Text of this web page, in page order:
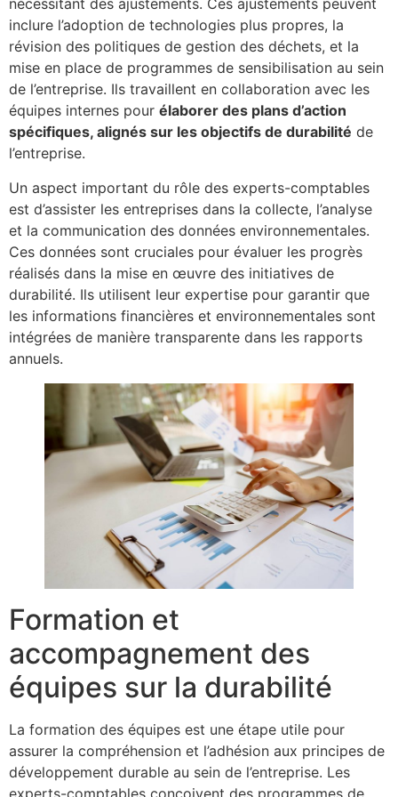
nécessitant des ajustements. Ces ajustements peuvent
inclure l’adoption de technologies plus propres, la
révision des politiques de gestion des déchets, et la
mise en place de programmes de sensibilisation au sein
de l’entreprise. Ils travaillent en collaboration avec les
équipes internes pour élaborer des plans d’action
spécifiques, alignés sur les objectifs de durabilité de
l’entreprise.
Un aspect important du rôle des experts-comptables
est d’assister les entreprises dans la collecte, l’analyse
et la communication des données environnementales.
Ces données sont cruciales pour évaluer les progrès
réalisés dans la mise en œuvre des initiatives de
durabilité. Ils utilisent leur expertise pour garantir que
les informations financières et environnementales sont
intégrées de manière transparente dans les rapports
annuels.
Formation et
accompagnement des
équipes sur la durabilité
La formation des équipes est une étape utile pour
assurer la compréhension et l’adhésion aux principes de
développement durable au sein de l’entreprise. Les